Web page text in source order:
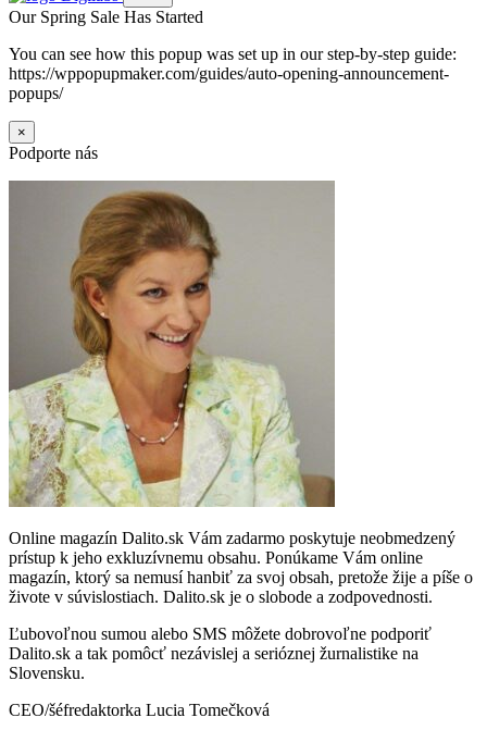
Our Spring Sale Has Started
You can see how this popup was set up in our step-by-step guide:
https://wppopupmaker.com/guides/auto-opening-announcement-
popups/
×
Podporte nás
Online magazín Dalito.sk Vám zadarmo poskytuje neobmedzený
prístup k jeho exkluzívnemu obsahu. Ponúkame Vám online
magazín, ktorý sa nemusí hanbiť za svoj obsah, pretože žije a píše o
živote v súvislostiach. Dalito.sk je o slobode a zodpovednosti.
Ľubovoľnou sumou alebo SMS môžete dobrovoľne podporiť
Dalito.sk a tak pomôcť nezávislej a serióznej žurnalistike na
Slovensku.
CEO/šéfredaktorka Lucia Tomečková